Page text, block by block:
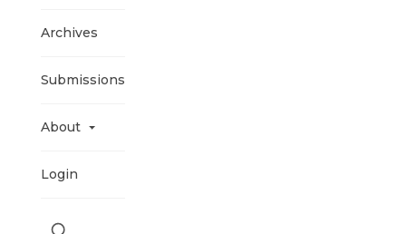
Archives
Submissions
About
Login